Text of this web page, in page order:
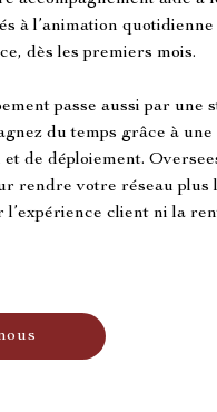
à l’animation
dès les premiers mois.
passe aussi par une
du temps grâce à
et de déploiement.
rendre votre réseau plus
client ni la